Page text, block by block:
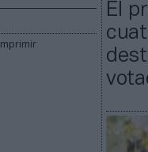
Imprimir
El